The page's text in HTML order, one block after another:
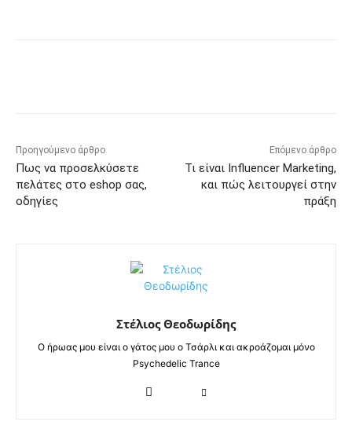
Προηγούμενο άρθρο
Πως να προσελκύσετε
πελάτες στο eshop σας,
οδηγίες
Επόμενο άρθρο
Τι είναι Influencer Marketing,
και πώς λειτουργεί στην
πράξη
Στέλιος Θεοδωρίδης
Ο ήρωας μου είναι ο γάτος μου ο Τσάρλι και ακροάζομαι μόνο
Psychedelic Trance